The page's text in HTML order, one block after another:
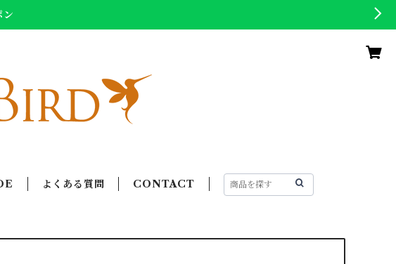
よくある質問 CONTACT